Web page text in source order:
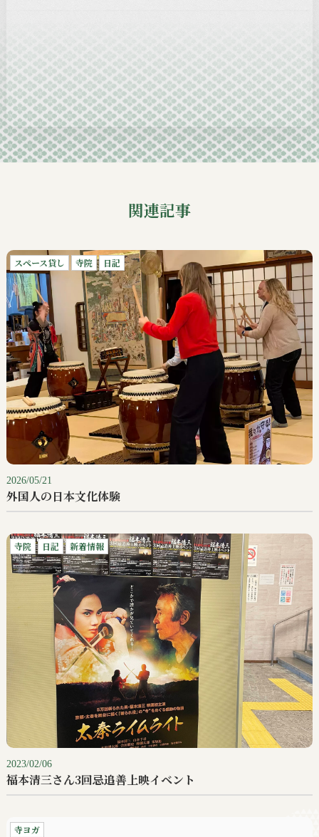
2024-10
2024-09
関連記事
スペース貸し 寺院 日記
2026/05/21
外国人の日本文化体験
寺院 日記 新着情報
2023/02/06
福本清三さん3回忌追善上映イベント
寺ヨガ